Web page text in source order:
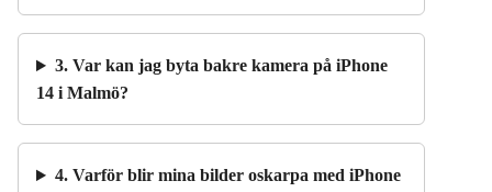
3. Var kan jag byta bakre kamera på iPhone
14 i Malmö?
4. Varför blir mina bilder oskarpa med iPhone